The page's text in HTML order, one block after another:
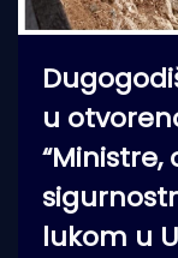
u
“Ministre,
lukom u